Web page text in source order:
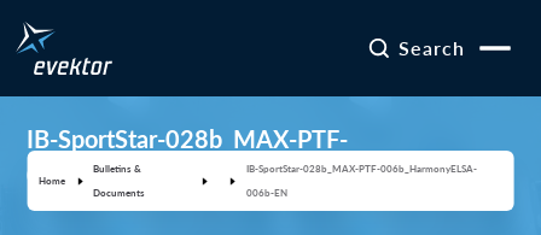
Search
IB-SportStar-028b_MAX-PTF-
006b_HarmonyELSA-006b-EN
Home
Bulletins &
Documents
IB-SportStar-028b_MAX-PTF-006b_HarmonyELSA-
006b-EN